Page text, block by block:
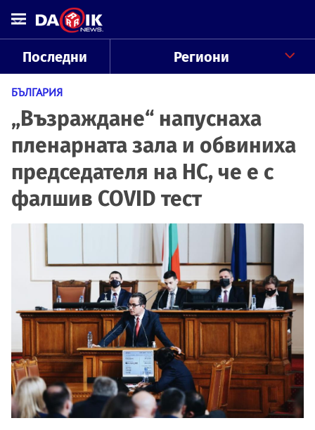
Последни Региони
БЪЛГАРИЯ
„Възраждане“ напуснаха
пленарната зала и обвиниха
председателя на НС, че е с
фалшив COVID тест